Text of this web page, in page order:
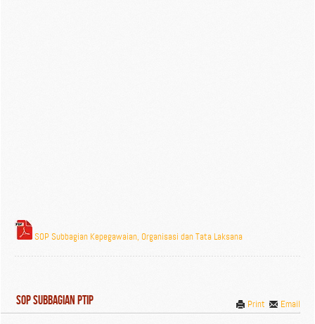
SOP Subbagian Kepegawaian, Organisasi dan Tata Laksana
Email
Print
SOP Subbagian PTIP